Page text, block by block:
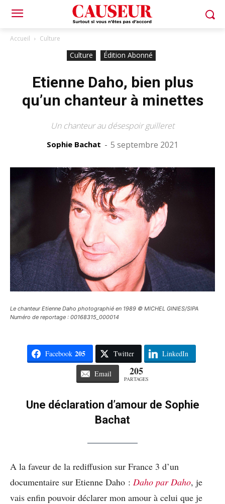
Accueil Culture
Culture Édition Abonné
Etienne Daho, bien plus
qu’un chanteur à minettes
Un chanteur au désespoir guilleret
Sophie Bachat - 5 septembre 2021
Le chanteur Etienne Daho photographié en 1989 © MICHEL GINIES/SIPA
Numéro de reportage : 00168315_000014
Facebook 205 Twitter LinkedIn
Email 205
PARTAGES
Une déclaration d’amour de Sophie
Bachat
A la faveur de la rediffusion sur France 3 d’un
documentaire sur Etienne Daho : Daho par Daho, je
vais enfin pouvoir déclarer mon amour à celui que je